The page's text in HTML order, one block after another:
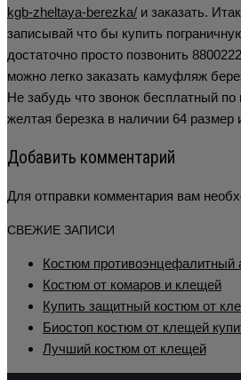
kgb-zheltaya-berezka/ и заказать.
записывай что бы купить
достаточно просто позвонить
можно легко заказать камуфляж
Не забудь что звонок бесплатный
желтая березка в наличии 64 размер
Добавить комментарий
Для отправки комментария вам
СВЕЖИЕ ЗАПИСИ
Костюм противоэнцефалитный
Костюм от комаров и клещей
Купить защитный костюм от
Биостоп костюм от клещей
Лучший костюм от клещей